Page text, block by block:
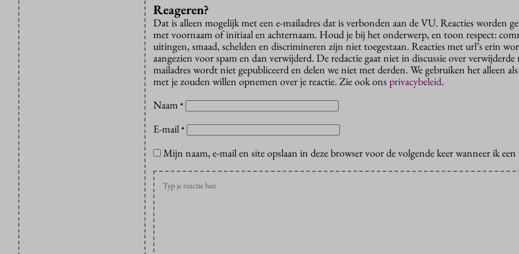
Reageren?
Dat is alleen mogelijk met een e-mailadres dat is verbonden aan de VU. Reacties worden
met voornaam of initiaal en achternaam. Houd je bij het onderwerp, en toon respect:
uitingen, smaad, schelden en discrimineren zijn niet toegestaan. Reacties met url’s erin
aangezien voor spam en dan verwijderd. De redactie gaat niet in discussie over verwijderde
mailadres wordt niet gepubliceerd en delen we niet met derden. We gebruiken het alleen
met je zouden willen opnemen over je reactie. Zie ook onsprivacybeleid.
Naam *
E-mail *
Mijn naam, e-mail en site opslaan in deze browser voor de volgende keer wanneer ik een